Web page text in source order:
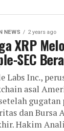
NEWS 2 years ago
XRP
SEC
Labs Inc.,
asal
gugatan
dan Bursa
Hakim